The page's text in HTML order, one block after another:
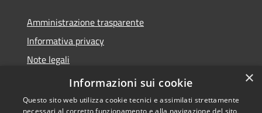
Amministrazione trasparente
Informativa privacy
Note legali
Dichiarazione di accessibilità
×
Informazioni sui cookie
Questo sito web utilizza cookie tecnici e assimilati strettamente
necessari al corretto funzionamento e alla navigazione del sito,